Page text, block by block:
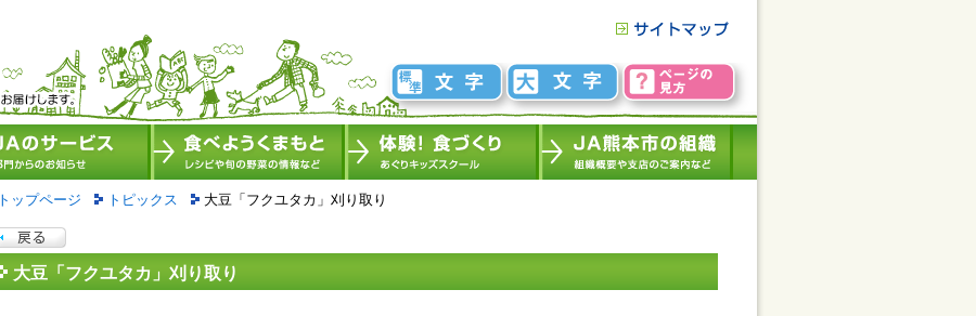
トップページ トピックス 大豆「フクユタカ」刈り取り
大豆「フクユタカ」刈り取り